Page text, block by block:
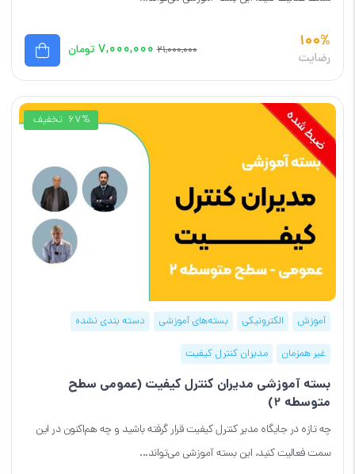
100%
رضایت ۲۱,۰۰۰,۰۰۰ ۷,۰۰۰,۰۰۰ تومان
67% تخفیف
آموزش الکترونیکی بسته‌های آموزشی دسته بندی نشده
غیر همزمان مدیران کنترل کیفیت
بسته آموزشی مدیران کنترل کیفیت (عمومی سطح
متوسطه 2)
چه تازه در جایگاه مدیر کنترل کیفیت قرار گرفته باشید و چه هم‌اکنون در این
سمت فعالیت کنید، این بسته آموزشی می‌تواند...